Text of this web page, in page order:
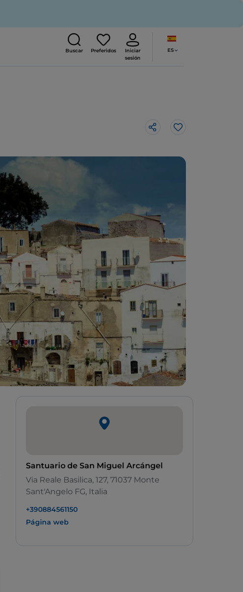
Buscar Preferidos
Iniciar
sesión
ES
Me gusta
Santuario de San Miguel Arcángel
Via Reale Basilica, 127, 71037 Monte
Sant'Angelo FG, Italia
+390884561150
Página web